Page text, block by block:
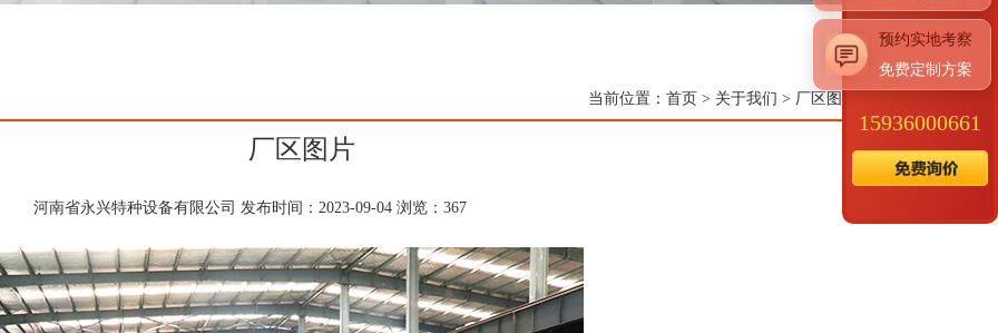
当前位置： 首页 > 关于我们 > 厂区图片
厂区图片
河南省永兴特种设备有限公司 发布时间：2023-09-04 浏览： 367
预约实地考察
免费定制方案
15936000661